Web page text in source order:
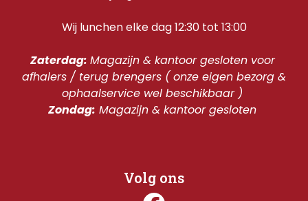
Wij lunchen elke dag 12:30 tot 13:00
Zaterdag: Magazijn & kantoor gesloten voor
afhalers / terug brengers ( onze eigen bezorg &
ophaalservice wel beschikbaar )
Zondag: Magazijn & kantoor gesloten
Volg ons